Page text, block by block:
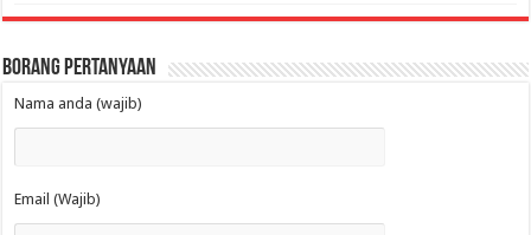
Borang Pertanyaan
Nama anda (wajib)
Email (Wajib)